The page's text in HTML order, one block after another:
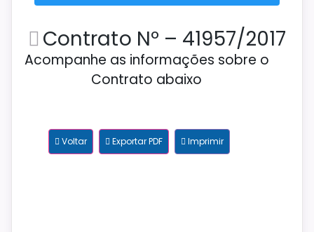
Contrato Nº – 41957/2017
Acompanhe as informações sobre o
Contrato abaixo
Voltar Exportar PDF Imprimir